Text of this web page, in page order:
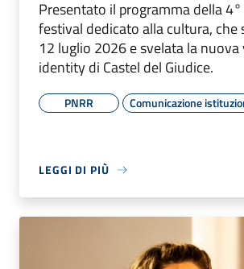
Presentato il programma della
festival dedicato alla cultura, che
12 luglio 2026 e svelata la nuova
identity di Castel del Giudice.
PNRR Comunicazione
LEGGI DI PIÙ